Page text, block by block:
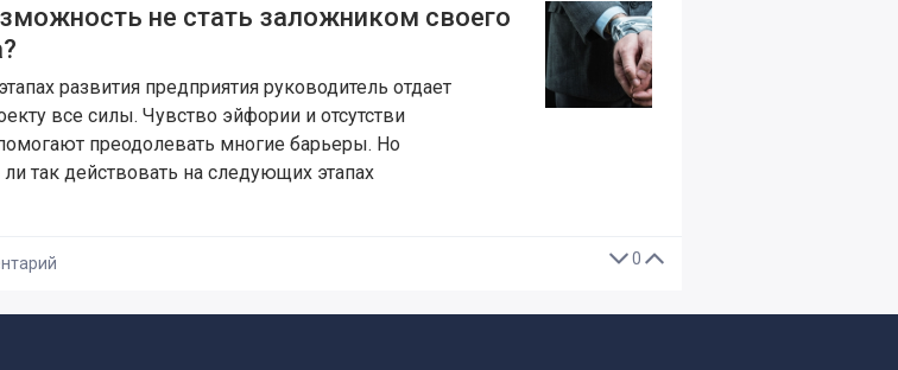
не стать заложником своего
развития предприятия руководитель отдает
все силы. Чувство эйфории и отсутстви
преодолевать многие барьеры. Но
так действовать на следующих этапах
0